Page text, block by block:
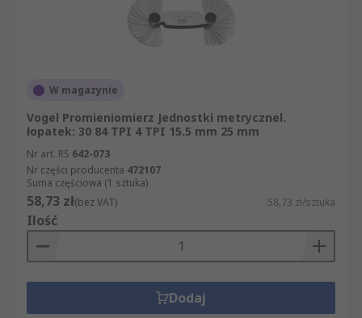
W magazynie
Vogel Promieniomierz Jednostki metrycznel.
łopatek: 30 84 TPI 4 TPI 15.5 mm 25 mm
Nr art. RS 642-073
Nr części producenta 472107
Suma częściowa (1 sztuka)
58,73 zł(bez VAT) 58,73 zł/sztuka
Ilość
Dodaj